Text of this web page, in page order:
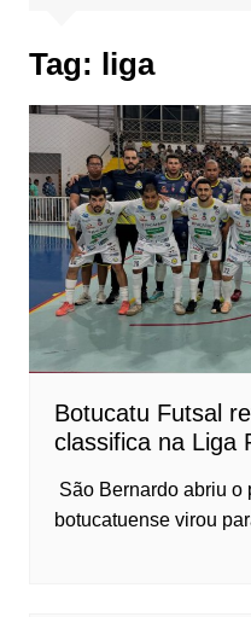
Tag: liga
Botucatu Futsal
classifica na Liga
São Bernardo abriu o
botucatuense virou